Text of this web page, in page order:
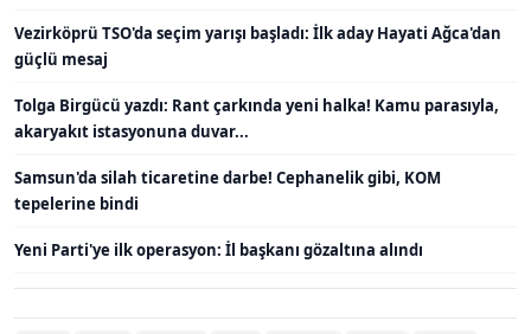
Vezirköprü TSO'da seçim yarışı başladı: İlk aday Hayati Ağca'dan
güçlü mesaj
Tolga Birgücü yazdı: Rant çarkında yeni halka! Kamu parasıyla,
akaryakıt istasyonuna duvar...
Samsun'da silah ticaretine darbe! Cephanelik gibi, KOM
tepelerine bindi
Yeni Parti'ye ilk operasyon: İl başkanı gözaltına alındı